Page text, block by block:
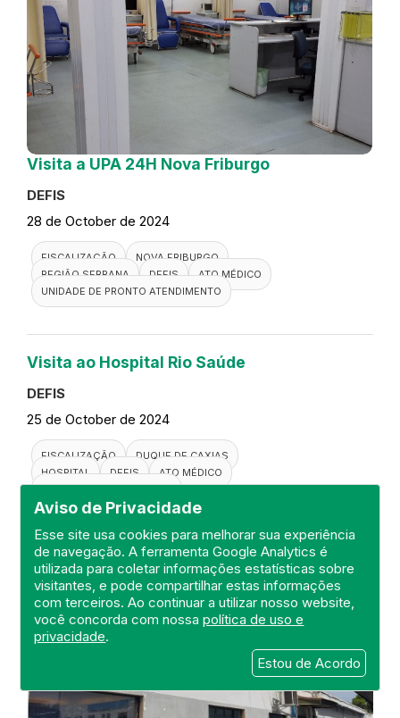
Aviso de Privacidade
Esse site usa cookies para melhorar sua experiência
de navegação. A ferramenta Google Analytics é
utilizada para coletar informações estatísticas sobre
visitantes, e pode compartilhar estas informações
com terceiros. Ao continuar a utilizar nosso website,
você concorda com nossapolítica de uso e
privacidade.
Estou de Acordo
Visita a UPA 24H Nova Friburgo
DEFIS
28 de October de 2024
FISCALIZAÇÃO
NOVA FRIBURGO
REGIÃO SERRANA
DEFIS
ATO MÉDICO
UNIDADE DE PRONTO ATENDIMENTO
Visita ao Hospital Rio Saúde
DEFIS
25 de October de 2024
FISCALIZAÇÃO
DUQUE DE CAXIAS
HOSPITAL
DEFIS
ATO MÉDICO
REGIÃO METROPOLITANA I